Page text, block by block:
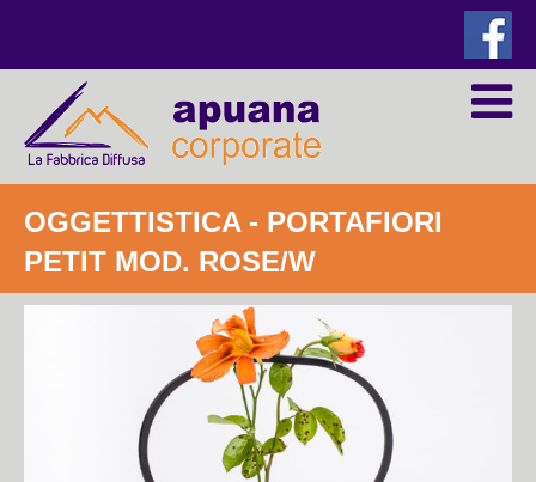
OGGETTISTICA- PORTAFIORI
PETIT MOD. ROSE/W